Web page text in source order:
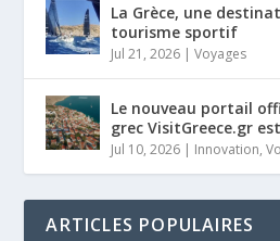
La Grèce, une
tourisme sportif
Jul 21, 2026 |Voyages
Le nouveau portail
grec VisitGreece.gr
Jul 10, 2026 | Innovation,
ARTICLES POPULAIRES